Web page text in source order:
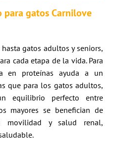
para gatos Carnilove
gatos adultos y seniors,
cada etapa de la vida. Para
en proteínas ayuda a un
que para los gatos adultos,
equilibrio perfecto entre
mayores se benefician de
movilidad y salud renal,